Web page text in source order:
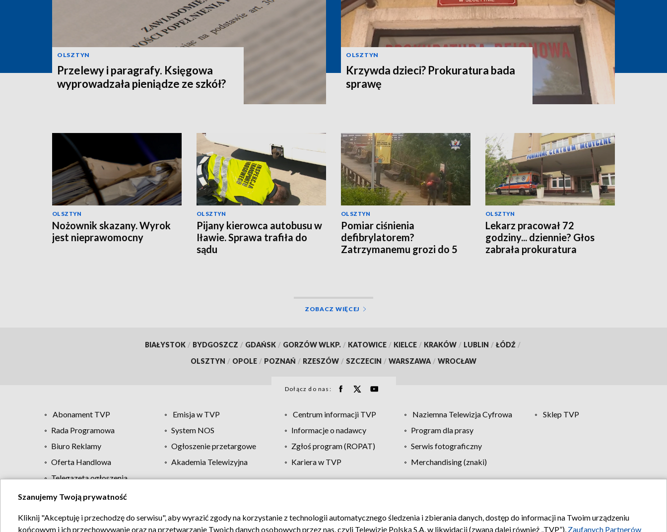
OLSZTYN
Przelewy i paragrafy. Księgowa
wyprowadzała pieniądze ze szkół?
OLSZTYN
Krzywda dzieci? Prokuratura bada
sprawę
OLSZTYN
Nożownik skazany. Wyrok
jest nieprawomocny
OLSZTYN
Pijany kierowca autobusu w
Iławie. Sprawa trafiła do
sądu
OLSZTYN
Pomiar ciśnienia
defibrylatorem?
Zatrzymanemu grozi do 5
OLSZTYN
Lekarz pracował 72
godziny... dziennie? Głos
zabrała prokuratura
ZOBACZ WIĘCEJ
BIAŁYSTOK / BYDGOSZCZ / GDAŃSK / GORZÓW WLKP. / KATOWICE / KIELCE / KRAKÓW / LUBLIN / ŁÓDŹ /
OLSZTYN / OPOLE / POZNAŃ / RZESZÓW / SZCZECIN / WARSZAWA / WROCŁAW
Dołącz do nas:
Abonament TVP Emisja w TVP Centrum informacji TVP Naziemna Telewizja Cyfrowa
Sklep TVP
Rada Programowa
System NOS Informacje o nadawcy
Program dla prasy
Biuro Reklamy
Ogłoszenie przetargowe Zgłoś program (ROPAT)
Serwis fotograficzny
Oferta Handlowa
Akademia Telewizyjna Kariera w TVP
Merchandising (znaki)
Telegazeta ogłoszenia
Regulamin TVP Polityka prywatności Moje zgody Pomoc Biuro reklamy Kontakt
Szanujemy Twoją prywatność
Kliknij "Akceptuję i przechodzę do serwisu", aby wyrazić zgody na korzystanie z technologii automatycznego śledzenia i zbierania danych, dostęp do informacji na Twoim urządzeniu
końcowym i ich przechowywanie oraz na przetwarzanie Twoich danych osobowych przez nas, czyli Telewizję Polską S.A. w likwidacji (zwaną dalej również „TVP”), Zaufanych Partnerów